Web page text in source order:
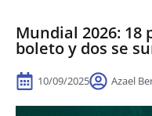
Mundial 2026: 18
boleto y dos se
10/09/2025 Azael